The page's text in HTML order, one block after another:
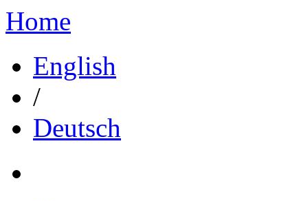
Home
English
/
Deutsch